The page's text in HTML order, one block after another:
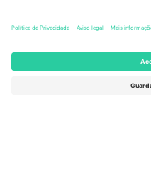
United States
Newark, Delaware 19713, United
States